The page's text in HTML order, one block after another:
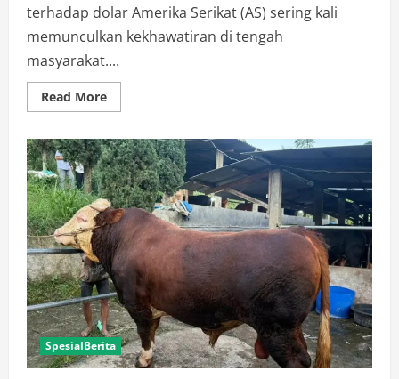
terhadap dolar Amerika Serikat (AS) sering kali
memunculkan kekhawatiran di tengah
masyarakat....
Read MoreRead
more
Melemah,
Benarkah
Menguntungkan
Ekspor?
SpesialBerita